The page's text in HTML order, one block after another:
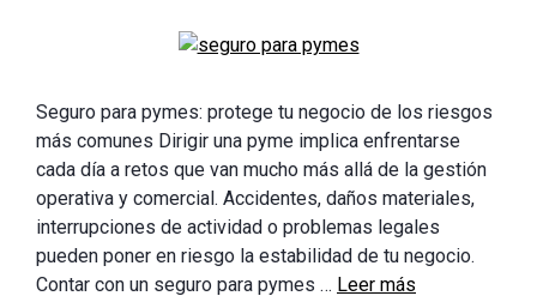
Seguro para pymes: protege tu negocio de los riesgos
más comunes Dirigir una pyme implica enfrentarse
cada día a retos que van mucho más allá de la gestión
operativa y comercial. Accidentes, daños materiales,
interrupciones de actividad o problemas legales
pueden poner en riesgo la estabilidad de tu negocio.
Contar con un seguro para pymes … Leer más